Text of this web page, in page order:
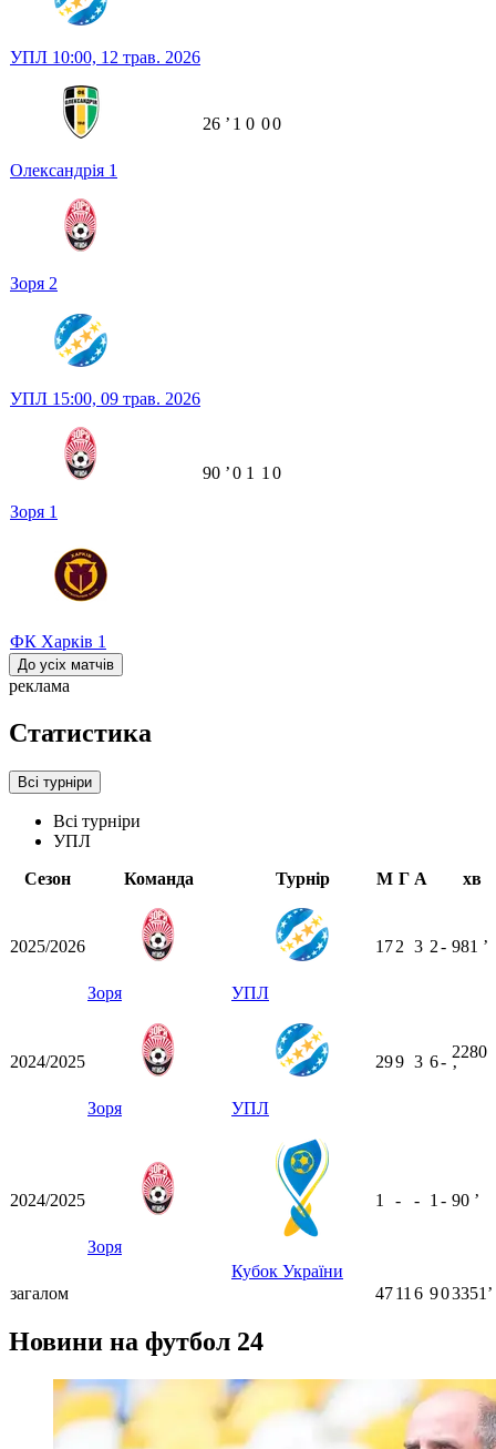
УПЛ 10:00, 12 трав. 2026
Олександрія 1
Зоря 2
26 ʼ 1 0 00
УПЛ 15:00, 09 трав. 2026
Зоря 1
ФК Харків 1
90 ʼ0 1 1 0
До усіх матчів
реклама
Статистика
Всі турніри
Всі турніри
УПЛ
Сезон
Команда Турнір М Г А хв
2025/2026
Зоря УПЛ
172 3 2- 981 ʼ
2024/2025
Зоря УПЛ
299 3 6-
2280
ʼ
2024/2025
Зоря
Кубок України
1 - - 1 - 90 ʼ
загалом 4711 6 903351ʼ
Новини на футбол 24